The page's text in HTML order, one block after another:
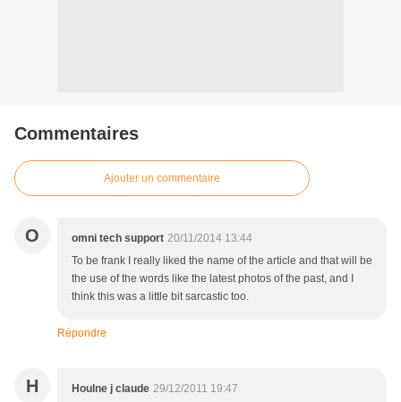
Commentaires
Ajouter un commentaire
O omni tech support 20/11/2014 13:44
To be frank I really liked the name of the article and that will be
the use of the words like the latest photos of the past, and I
think this was a little bit sarcastic too.
Répondre
H Houlne j claude 29/12/2011 19:47